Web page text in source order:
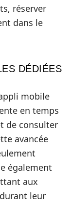
réserver
dans le
DÉDIÉES
mobile
en temps
de consulter
avancée
également
aux
leur